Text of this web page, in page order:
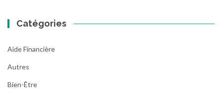
Catégories
Aide Financière
Autres
Bien-Être